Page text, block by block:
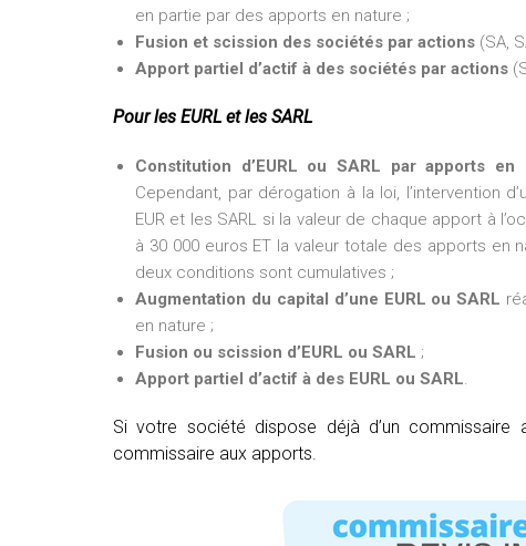
en partie par des apports en nature ;
Fusion et scission des sociétés par actions (SA,
Apport partiel d’actif à des sociétés par actions
Pour les EURL et les SARL
Constitution d’EURL ou SARL par apports en
Cependant, par dérogation à la loi, l’intervention
EUR et les SARL si la valeur de chaque apport à
à 30 000 euros ET la valeur totale des apports en
deux conditions sont cumulatives ;
Augmentation du capital d’une EURL ou SARL
en nature ;
Fusion ou scission d’EURL ou SARL ;
Apport partiel d’actif à des EURL ou SARL.
Si votre société dispose déjà d’un
commissaire aux apports.